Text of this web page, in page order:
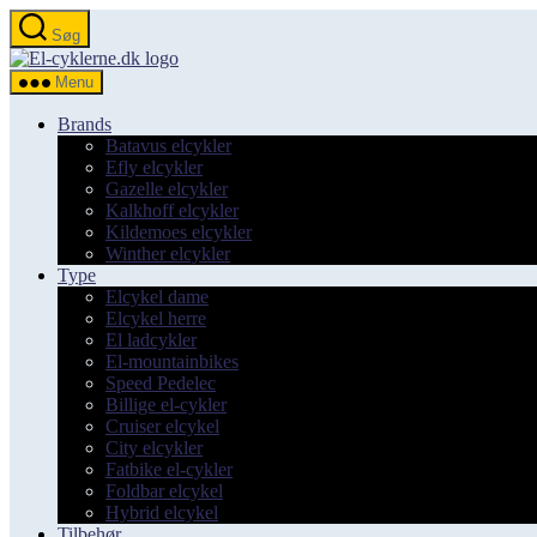
Spring
til
indholdet
Søg
el-
Menu
Brands
Batavus elcykler
Efly elcykler
Gazelle elcykler
Kalkhoff elcykler
Kildemoes elcykler
Winther elcykler
Type
Elcykel dame
Elcykel herre
El ladcykler
El-mountainbikes
Speed Pedelec
Billige el-cykler
Cruiser elcykel
City elcykler
Fatbike el-cykler
Foldbar elcykel
Hybrid elcykel